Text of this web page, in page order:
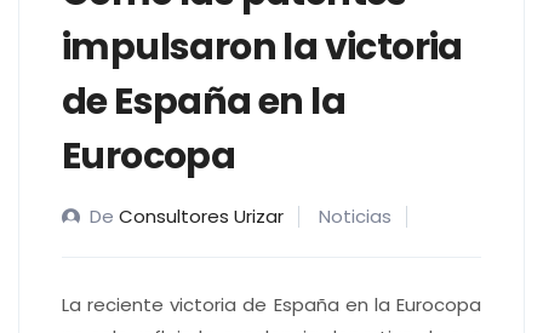
impulsaron la victoria
de España en la
Eurocopa
De Consultores Urizar Noticias
La reciente victoria de España en la Eurocopa